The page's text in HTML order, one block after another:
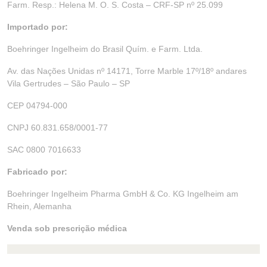
Farm. Resp.: Helena M. O. S. Costa – CRF-SP nº 25.099
Importado por:
Boehringer Ingelheim do Brasil Quím. e Farm. Ltda.
Av. das Nações Unidas nº 14171, Torre Marble 17º/18º andares
Vila Gertrudes – São Paulo – SP
CEP 04794-000
CNPJ 60.831.658/0001-77
SAC 0800 7016633
Fabricado por:
Boehringer Ingelheim Pharma GmbH & Co. KG Ingelheim am
Rhein, Alemanha
Venda sob prescrição médica